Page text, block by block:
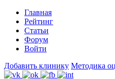
Главная
Рейтинг
Статьи
Форум
Войти
Добавить клинику Методика